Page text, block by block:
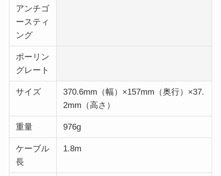
アンチゴ
ースティ
ング
ポーリン
グレート
サイズ
370.6mm（幅）×157mm（奥行）×37.
2mm（高さ）
重量 976g
ケーブル
長
1.8m